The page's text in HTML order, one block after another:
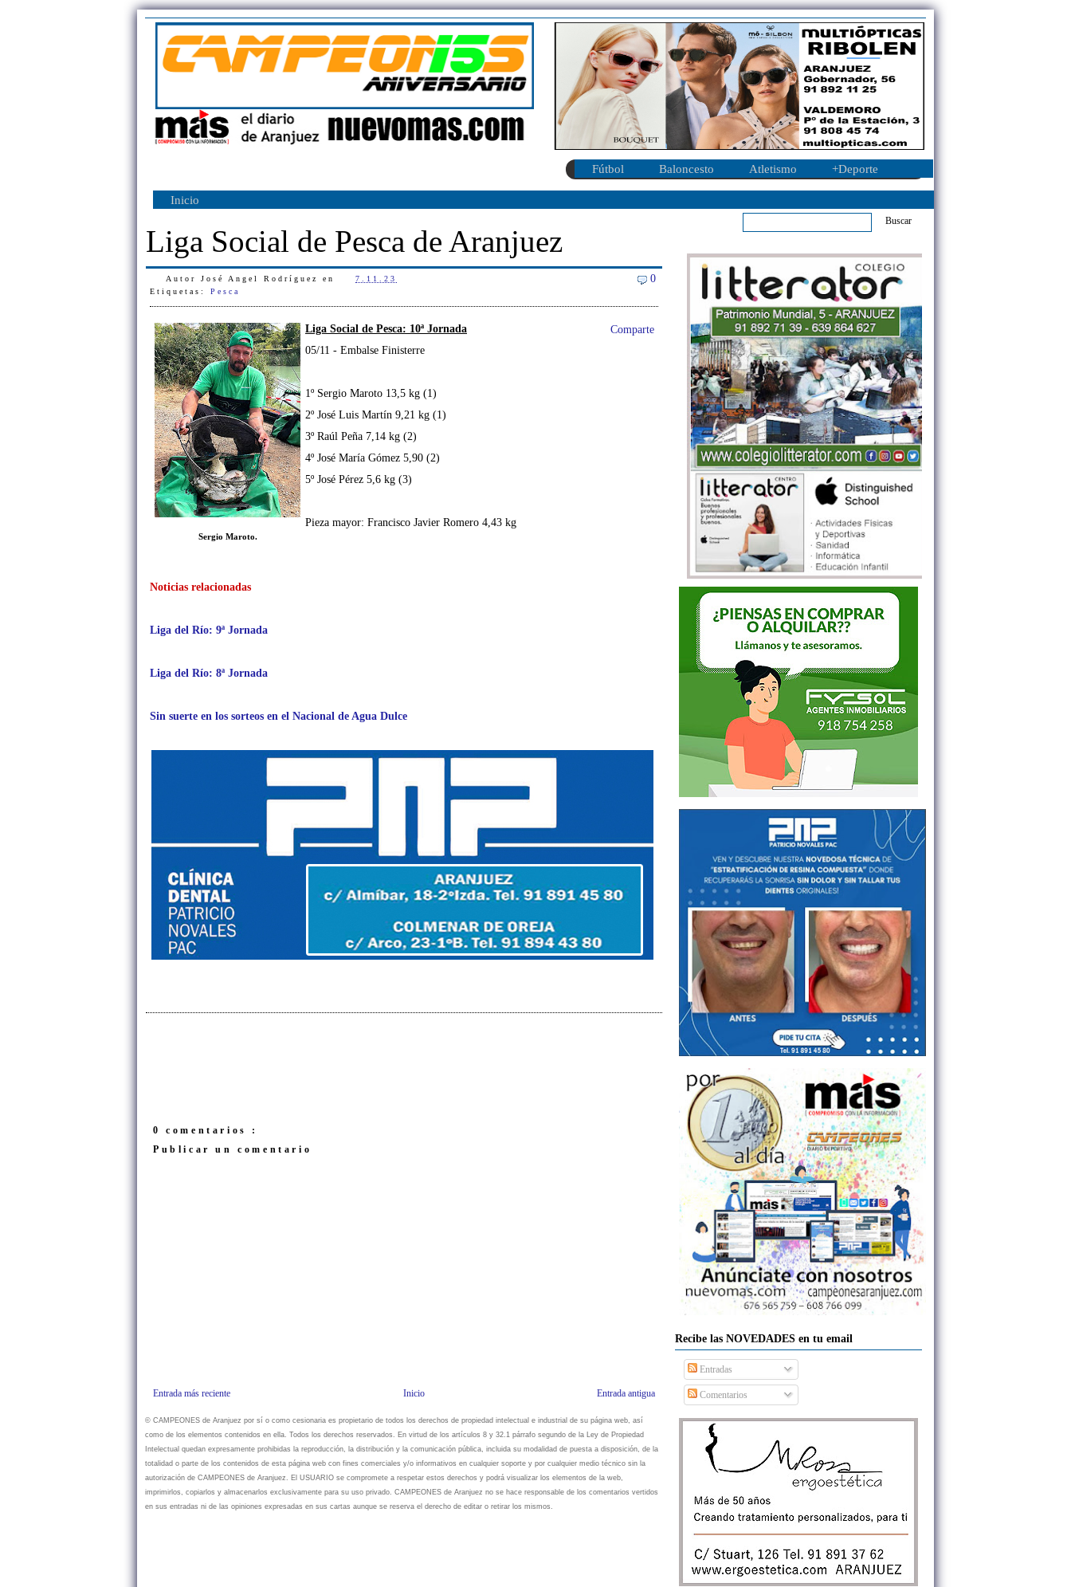
Fútbol Baloncesto Atletismo +Deporte
Inicio
Liga Social de Pesca de Aranjuez
Autor José Angel Rodríguez en 7.11.23 0
Etiquetas: Pesca
Comparte
Sergio Maroto.
Liga Social de Pesca: 10ª Jornada
05/11 - Embalse Finisterre
1º Sergio Maroto 13,5 kg (1)
2º José Luis Martín 9,21 kg (1)
3º Raúl Peña 7,14 kg (2)
4º José María Gómez 5,90 (2)
5º José Pérez 5,6 kg (3)
Pieza mayor: Francisco Javier Romero 4,43 kg
Noticias relacionadas
Liga del Río: 9ª Jornada
Liga del Río: 8ª Jornada
Sin suerte en los sorteos en el Nacional de Agua Dulce
0 comentarios :
Publicar un comentario
Entrada más reciente Entrada antigua
Inicio
© CAMPEONES de Aranjuez por sí o como cesionaria es propietario de todos los derechos de propiedad intelectual e industrial de su página web, así
como de los elementos contenidos en ella. Todos los derechos reservados. En virtud de los artículos 8 y 32.1 párrafo segundo de la Ley de Propiedad
Intelectual quedan expresamente prohibidas la reproducción, la distribución y la comunicación pública, incluida su modalidad de puesta a disposición, de la
totalidad o parte de los contenidos de esta página web con fines comerciales y/o informativos en cualquier soporte y por cualquier medio técnico sin la
autorización de CAMPEONES de Aranjuez. El USUARIO se compromete a respetar estos derechos y podrá visualizar los elementos de la web,
imprimirlos, copiarlos y almacenarlos exclusivamente para su uso privado. CAMPEONES de Aranjuez no se hace responsable de los comentarios vertidos
en sus entradas ni de las opiniones expresadas en sus cartas aunque se reserva el derecho de editar o retirar los mismos.
Recibe las NOVEDADES en tu email
Entradas
Comentarios